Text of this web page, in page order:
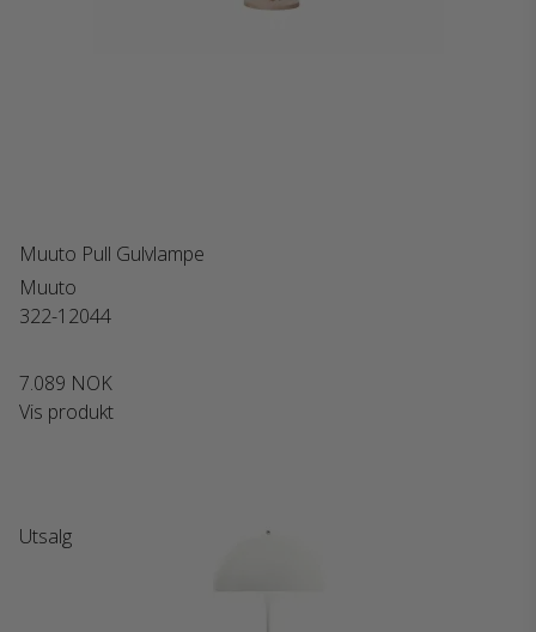
Muuto Pull Gulvlampe
Muuto
322-12044
7.089 NOK
Vis produkt
Utsalg